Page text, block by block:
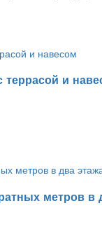
террасой и
метров в